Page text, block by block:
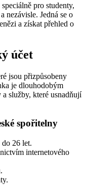
pro studenty,
nezávisle. Jedná se o
a získat přehled o
účet
jsou přizpůsobeny
je dlouhodobým
služby, které usnadňují
spořitelny
26 let.
internetového